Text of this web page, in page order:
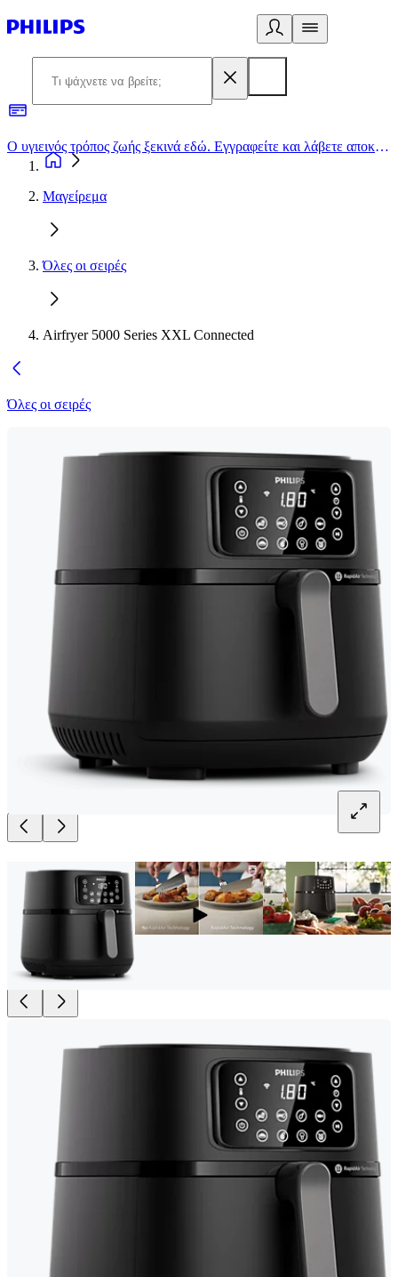
Ο υγιεινός τρόπος ζωής ξεκινά εδώ. Εγγραφείτε και λάβετε αποκλειστικές προσφορές
Μαγείρεμα
Όλες οι σειρές
Airfryer 5000 Series XXL Connected
Όλες οι σειρές